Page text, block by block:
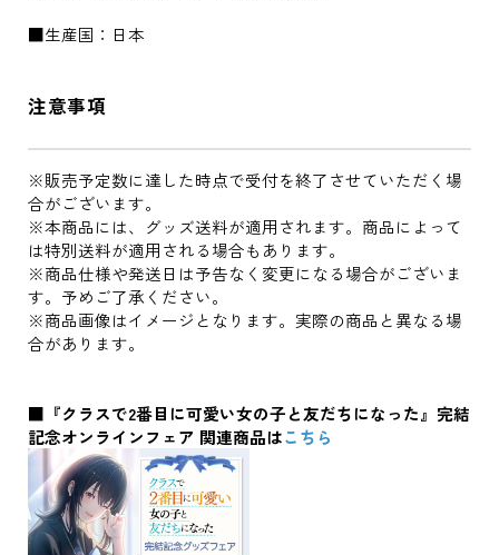
■生産国：日本
注意事項
※販売予定数に達した時点で受付を終了させていただく場
合がございます。
※本商品には、グッズ送料が適用されます。商品によって
は特別送料が適用される場合もあります。
※商品仕様や発送日は予告なく変更になる場合がございま
す。予めご了承ください。
※商品画像はイメージとなります。実際の商品と異なる場
合があります。
■『クラスで2番目に可愛い女の子と友だちになった』完結
記念オンラインフェア 関連商品はこちら